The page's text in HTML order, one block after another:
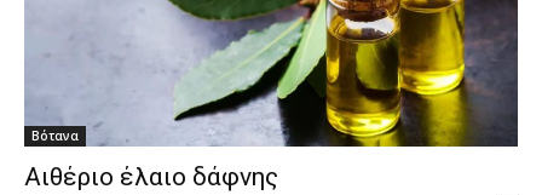
Βότανα
Αιθέριο έλαιο δάφνης